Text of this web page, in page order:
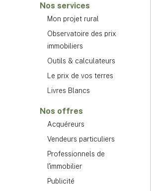
Nos services
Mon projet rural
Observatoire des prix
immobiliers
Outils & calculateurs
Le prix de vos terres
Livres Blancs
Nos offres
Acquéreurs
Vendeurs particuliers
Professionnels de
l'immobilier
Publicité